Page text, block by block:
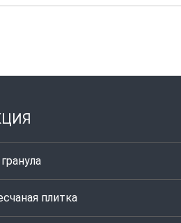
плитка